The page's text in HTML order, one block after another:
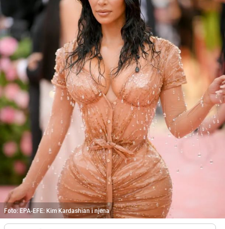
Foto: EPA-EFE: Kim Kardashian i njena